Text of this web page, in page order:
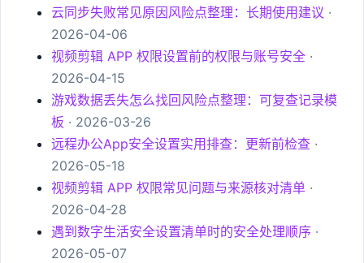
云同步失败常见原因风险点整理：长期使用建议 ·
2026-04-06
视频剪辑 APP 权限设置前的权限与账号安全 ·
2026-04-15
游戏数据丢失怎么找回风险点整理：可复查记录模
板 · 2026-03-26
远程办公App安全设置实用排查：更新前检查 ·
2026-05-18
视频剪辑 APP 权限常见问题与来源核对清单 ·
2026-04-28
遇到数字生活安全设置清单时的安全处理顺序 ·
2026-05-07